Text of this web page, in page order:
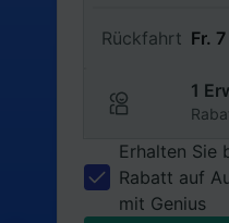
Rückfahrt
1
Erhalten Sie
Rabatt auf
mit Genius